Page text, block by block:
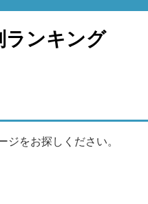
ランキング
をお探しください。